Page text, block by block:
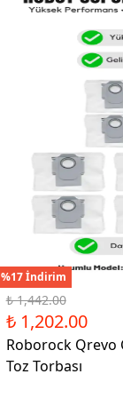
%17 İndirim
₺ 1,442.00
₺ 1,202.00
Roborock Qrevo
Toz Torbası